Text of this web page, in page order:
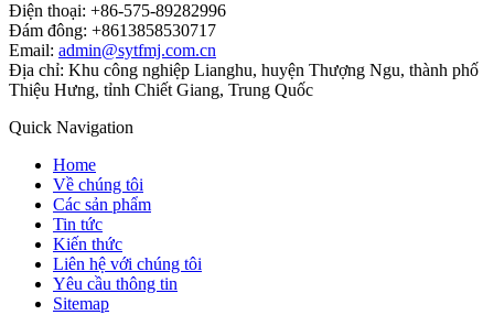
Điện thoại: +86-575-89282996
Đám đông: +8613858530717
Email: admin@sytfmj.com.cn
Địa chỉ: Khu công nghiệp Lianghu, huyện Thượng Ngu, thành phố
Thiệu Hưng, tỉnh Chiết Giang, Trung Quốc
Quick Navigation
Home
Về chúng tôi
Các sản phẩm
Tin tức
Kiến thức
Liên hệ với chúng tôi
Yêu cầu thông tin
Sitemap